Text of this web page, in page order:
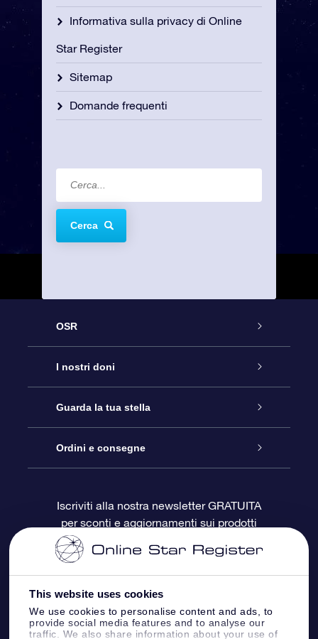
This website uses cookies
We use cookies to personalise content and ads, to
provide social media features and to analyse our
traffic. We also share information about your use of
Informativa sulla privacy di Online
Star Register
Sitemap
Domande frequenti
Cerca
OSR
Assistenza
Contattaci
Blog
OSR Recensioni
I nostri doni
Online Star Gift
Pacchetto regalo OSR
Gift Card OSR
Doni aziendali
Guarda la tua stella
Registro stellare
Star Page personalizzata
One Million Stars
OSR Starsaver
Ordini e consegne
Informazioni di Pagamento
Politica di reso
Iscriviti alla nostra newsletter GRATUITA
per sconti e aggiornamenti sui prodotti